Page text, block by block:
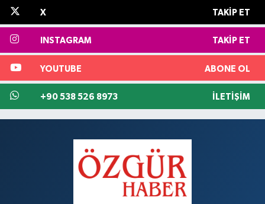
X TAKIP ET
INSTAGRAM TAKIP ET
YOUTUBE ABONE OL
+90 538 526 8973 İLETIŞIM